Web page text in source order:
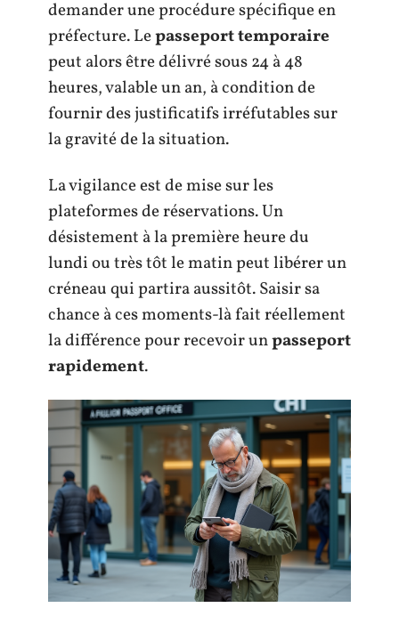
demander une procédure spécifique en
préfecture. Lepasseport temporaire
peut alors être délivré sous 24 à 48
heures, valable un an, à condition de
fournir des justificatifs irréfutables sur
la gravité de la situation.
La vigilance est de mise sur les
plateformes de réservations. Un
désistement à la première heure du
lundi ou très tôt le matin peut libérer un
créneau qui partira aussitôt. Saisir sa
chance à ces moments-là fait réellement
la différence pour recevoir unpasseport
rapidement.